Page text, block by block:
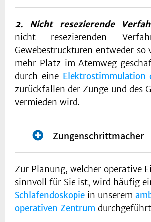
Die Operation
einer Umlagerung
Gewebes an dem
Gaumen- und
um die Größe der
zu erhöhen und den
der Schleimhaut
diese mit entfernt
Diese vor
Jahrzehnten
beschriebene Technik
mit
Modifikationen
2. Nicht resezierende
nicht resezierenden
Gewebestruckturen entweder so
mehr Platz im Atemweg
durch eine Elektrostimmulation
zurückfallen der Zunge und des
vermieden wird.
Zungenschrittmacher
Weitere Informationen
erhalten Siehier.
Zur Planung, welcher operative
sinnvoll für Sie ist, wird häufig
Schlafendoskopie in unserem
operativen Zentrum